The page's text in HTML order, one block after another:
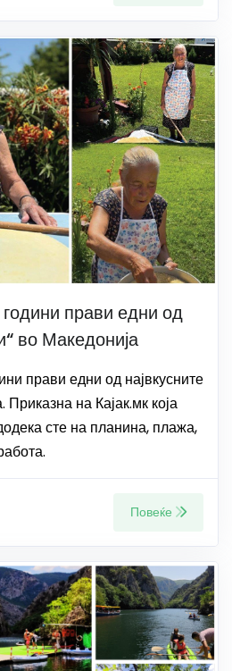
прави едни од
во Македонија
прави едни од највкусните
Приказна на Кајак.мк која
сте на планина, плажа,
Повеќе